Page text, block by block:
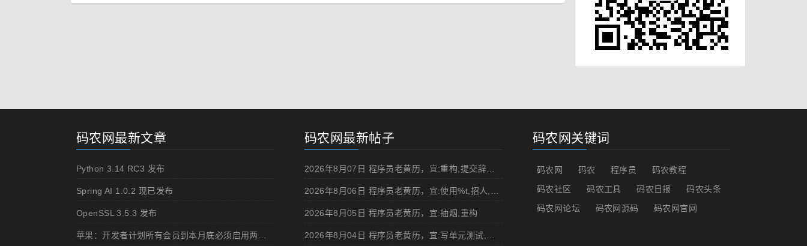
码农网最新文章
Python 3.14 RC3 发布
Spring AI 1.0.2 现已发布
OpenSSL 3.5.3 发布
码农网最新帖子
2026年8月07日 程序员老黄历，宜:重构,提交辞职申请,申请加薪
2026年8月05日 程序员老黄历，宜:抽烟,重构
码农网关键词
码农网 码农 程序员
码农教程
码农社区
码农工具 码农日报
码农头条
码农网论坛
码农网源码 码农网官网